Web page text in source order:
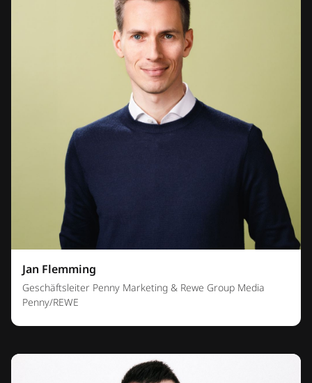
Jan Flemming
Geschäftsleiter Penny Marketing & Rewe Group Media
Penny/REWE